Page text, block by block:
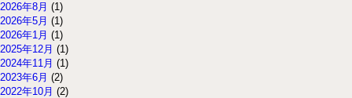
2026年8月 (1)
2026年5月 (1)
2026年1月 (1)
2025年12月 (1)
2024年11月 (1)
2023年6月 (2)
2022年10月 (2)